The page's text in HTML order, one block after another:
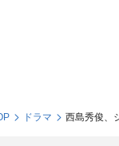
ドラマ 西島秀俊、